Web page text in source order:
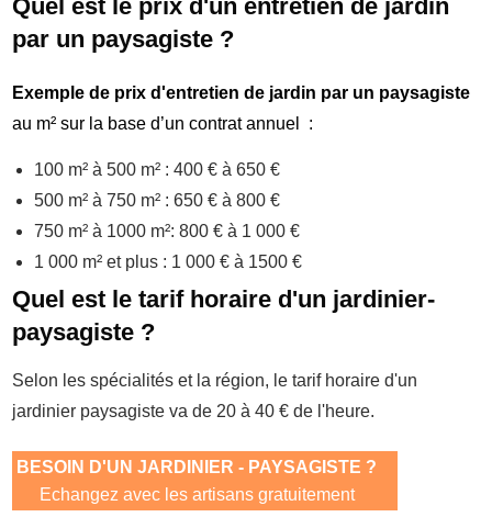
Quel est le prix d'un entretien de jardin
par un paysagiste ?
Exemple de prix d'entretien de jardin par un paysagiste
au m² sur la base d’un contrat annuel :
100 m² à 500 m² : 400 € à 650 €
500 m² à 750 m² : 650 € à 800 €
750 m² à 1000 m²: 800 € à 1 000 €
1 000 m² et plus : 1 000 € à 1500 €
Quel est le tarif horaire d'un jardinier-
paysagiste ?
Selon les spécialités et la région, le tarif horaire d'un
jardinier paysagiste va de 20 à 40 € de l'heure.
BESOIN D'UN JARDINIER - PAYSAGISTE ?
Echangez avec les artisans gratuitement